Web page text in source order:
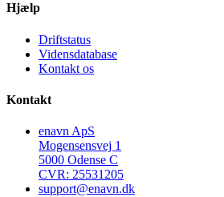
Hjælp
Driftstatus
Vidensdatabase
Kontakt os
Kontakt
enavn ApS
Mogensensvej 1
5000 Odense C
CVR: 25531205
support@enavn.dk